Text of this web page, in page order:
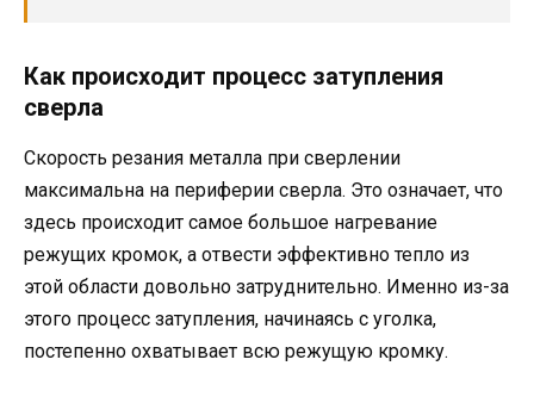
Как происходит процесс затупления
сверла
Скорость резания металла при сверлении
максимальна на периферии сверла. Это означает, что
здесь происходит самое большое нагревание
режущих кромок, a отвести эффективно тепло из
этой области довольно затруднительно. Именно из-за
этого процесс затупления, начинаясь c уголка,
постепенно охватывает всю режущую кромку.